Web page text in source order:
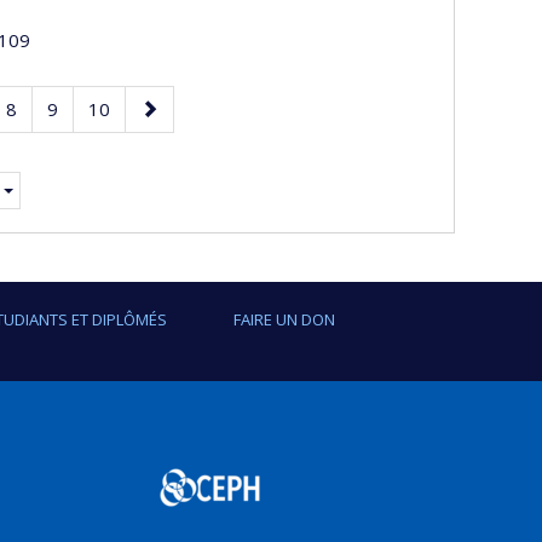
Page
8 Page
9 Page
10
Page
suivante
ET DIPLÔMÉS FAIRE UN DON